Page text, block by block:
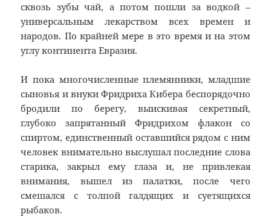
сквозь зубы чай, а потом пошли за водкой –
универсальным лекарством всех времен и
народов. По крайней мере в это время и на этом
углу континента Евразия.
И пока многочисленные племянники, младшие
сыновья и внуки Фридриха Кибера беспорядочно
бродили по берегу, выискивая секретный,
глубоко запрятанный Фридрихом флакон со
спиртом, единственный оставшийся рядом с ним
человек внимательно выслушал последние слова
старика, закрыл ему глаза и, не привлекая
внимания, вышел из палатки, после чего
смешался с толпой галдящих и суетящихся
рыбаков.